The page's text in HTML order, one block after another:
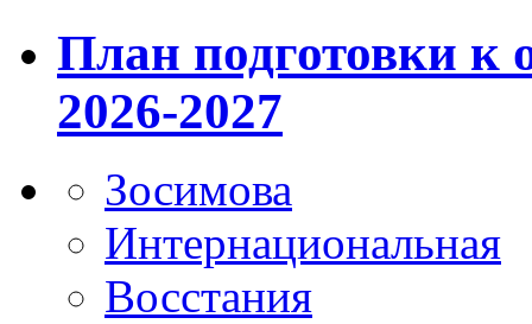
План подготовки к
2026-2027
Зосимова
Интернациональная
Восстания